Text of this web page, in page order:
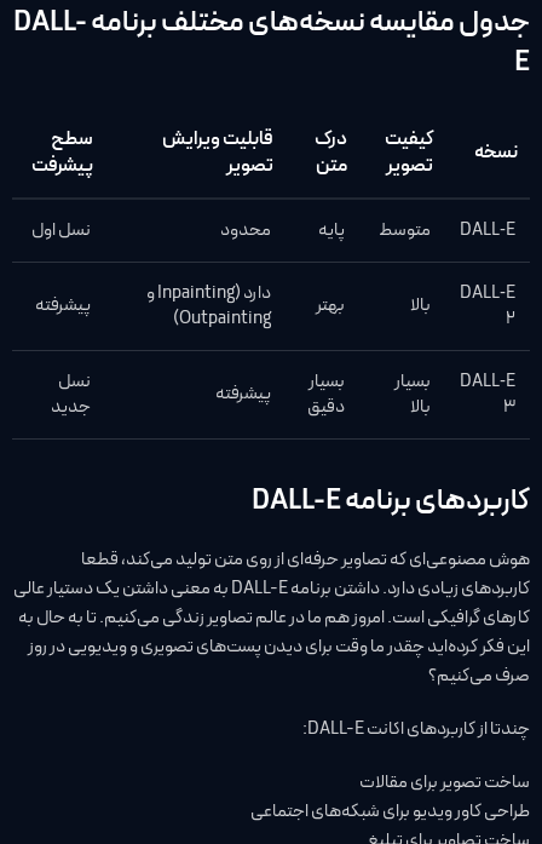
جدول مقایسه نسخه‌های مختلف برنامه DALL-
E
نسخه
کیفیت
تصویر
درک
متن
قابلیت ویرایش
تصویر
سطح
پیشرفت
DALL‑E متوسط پایه محدود نسل اول
DALL‑E
2
بالا بهتر
دارد (Inpainting و
Outpainting)
پیشرفته
DALL‑E
3
بسیار
بالا
بسیار
دقیق
پیشرفته
نسل
جدید
کاربردهای برنامه DALL-E
هوش مصنوعی‌ای که تصاویر حرفه‌ای از روی متن تولید می‌کند، قطعا
کاربردهای زیادی دارد. داشتن برنامه DALL-E به معنی داشتن یک دستیار عالی
کارهای گرافیکی است. امروز هم ما در عالم تصاویر زندگی می‌کنیم. تا به حال به
این فکر کرده‌اید چقدر ما وقت برای دیدن پست‌های تصویری و ویدیویی در روز
صرف می‌کنیم؟
چندتا از کاربردهای اکانت DALL-E:
ساخت تصویر برای مقالات
طراحی کاور ویدیو برای شبکه‌های اجتماعی